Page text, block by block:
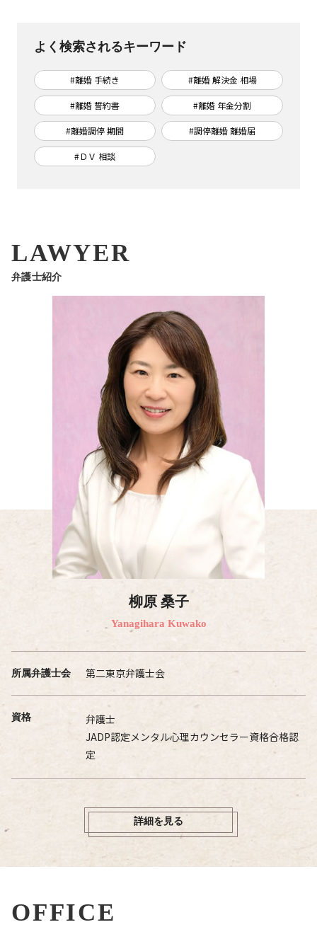
よく検索されるキーワード
#離婚 手続き #離婚 解決金 相場
#離婚 誓約書 #離婚 年金分割
#離婚調停 期間 #調停離婚 離婚届
#ＤＶ 相談
柳原 桑子
Yanagihara Kuwako
LAWYER
弁護士紹介
所属弁護士会 第二東京弁護士会
資格
弁護士
JADP認定メンタル心理カウンセラー資格合格認
定
詳細を見る
OFFICE